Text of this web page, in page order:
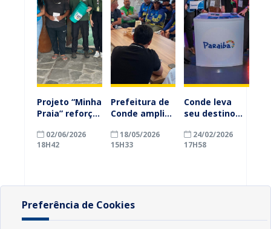
Projeto “Minha
Praia” reforça
ambiental e
distribui
02/06/2026
18H42
Prefeitura de
Conde amplia
bugueiros e
profissionais
18/05/2026
15H33
Conde leva
seu destino
maior
operadora de
24/02/2026
17H58
Preferência de Cookies